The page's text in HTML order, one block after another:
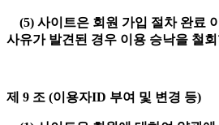
(5) 사이트은 회원 가입 절차 완료
사유가 발견된 경우 이용 승낙을 철
제 9 조 (이용자ID 부여 및 변경 등)